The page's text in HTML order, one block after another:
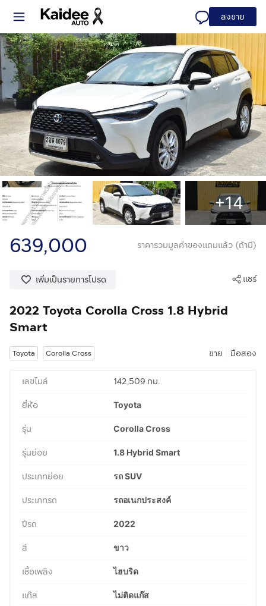
ลงขาย
+14
639,000 ราคารวมมูลค่าของแถมแล้ว (ถ้ามี)
เพิ่มเป็นรายการโปรด แชร์
2022 Toyota Corolla Cross 1.8 Hybrid
Smart
Toyota Corolla Cross ขาย มือสอง
เลขไมล์
142,509 กม.
ยี่ห้อ
Toyota
รุ่น Corolla Cross
รุ่นย่อย 1.8 Hybrid Smart
ประเภทย่อย รถ SUV
ประเภทรถ รถอเนกประสงค์
ปีรถ 2022
สี ขาว
เชื้อเพลิง ไฮบริด
แก๊ส ไม่ติดแก๊ส